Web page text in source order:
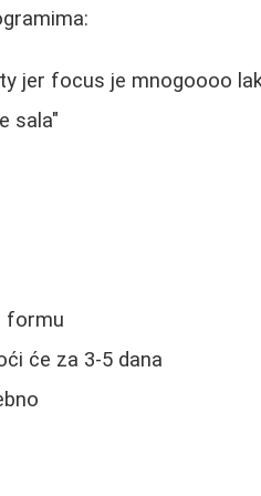
jer focus je mnogoooo
sala"
formu
će za 3-5 dana